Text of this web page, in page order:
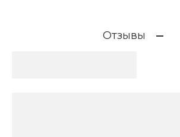
Отзывы